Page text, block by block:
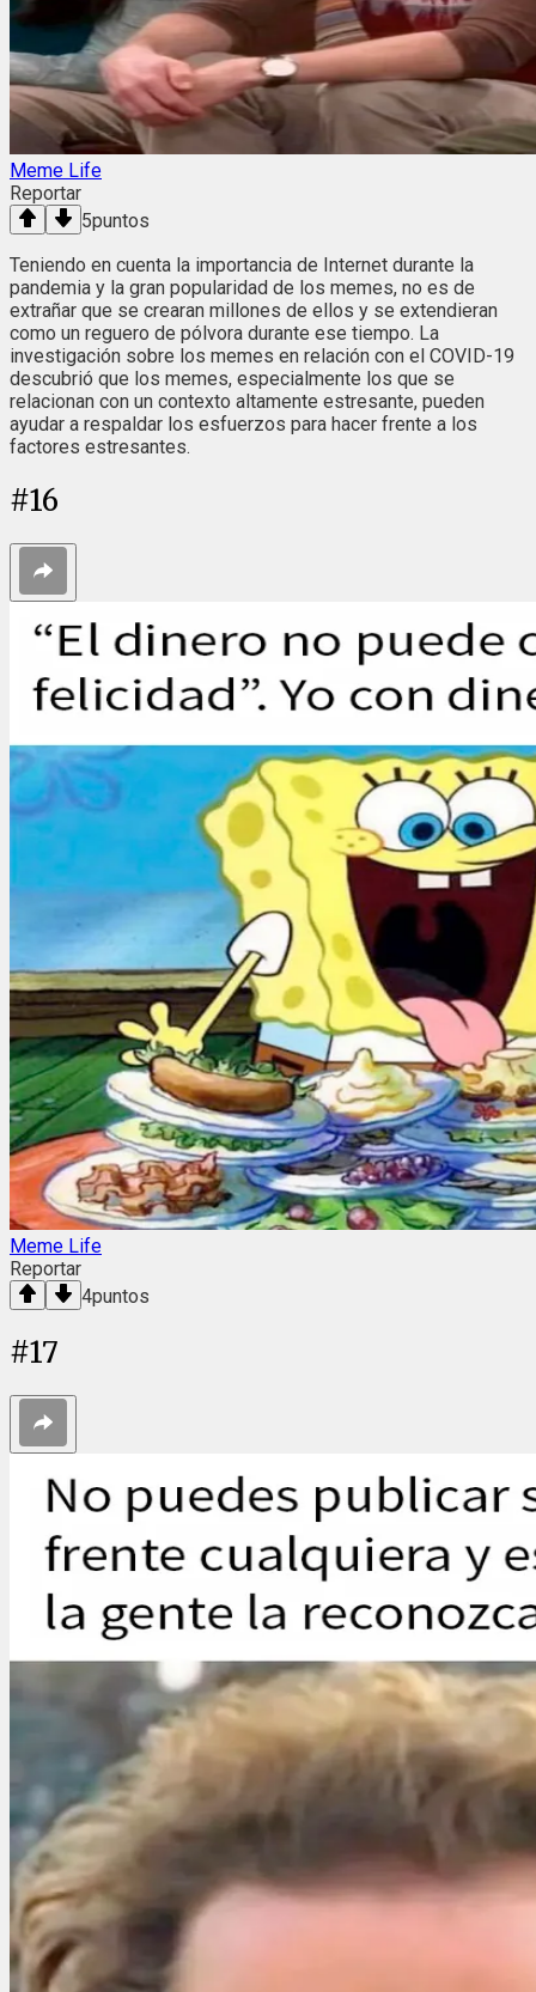
Meme Life
Reportar
5puntos
Teniendo en cuenta la importancia de Internet durante la
pandemia y la gran popularidad de los memes, no es de
extrañar que se crearan millones de ellos y se extendieran
como un reguero de pólvora durante ese tiempo. La
investigación sobre los memes en relación con el COVID-19
descubrió que los memes, especialmente los que se
relacionan con un contexto altamente estresante, pueden
ayudar a respaldar los esfuerzos para hacer frente a los
factores estresantes.
#16
Meme Life
Reportar
4puntos
#17